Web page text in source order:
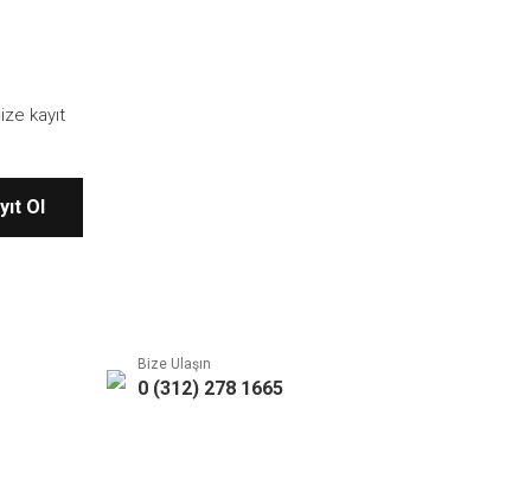
kayıt
Ol
Bize Ulaşın
0 (312) 278 1665